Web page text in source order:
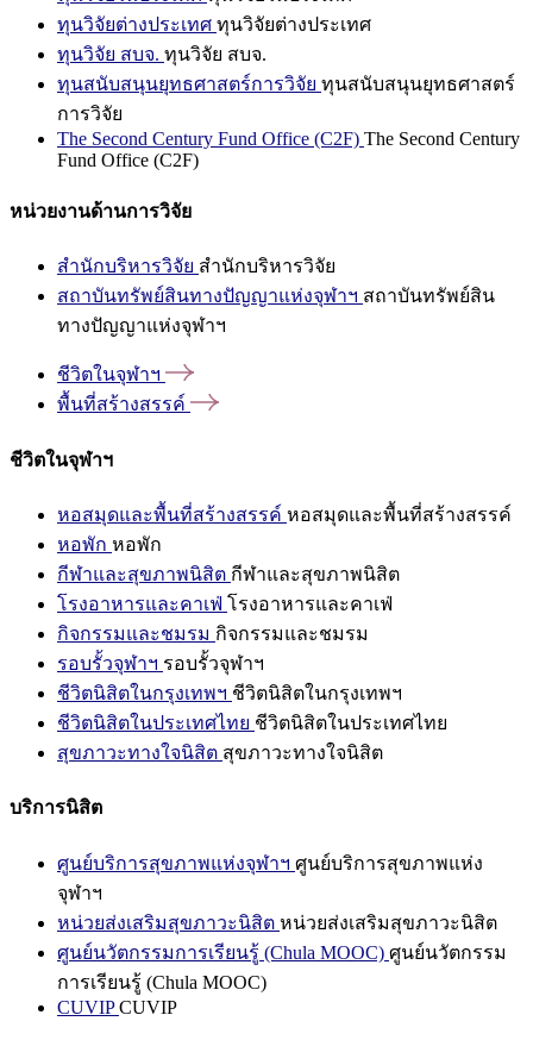
ทุนวิจัยต่างประเทศ ทุนวิจัยต่างประเทศ
ทุนวิจัย สบจ. ทุนวิจัย สบจ.
ทุนสนับสนุนยุทธศาสตร์การวิจัย ทุนสนับสนุนยุทธศาสตร์
การวิจัย
The Second Century Fund Office (C2F) The Second Century
Fund Office (C2F)
หน่วยงานด้านการวิจัย
สำนักบริหารวิจัย สำนักบริหารวิจัย
สถาบันทรัพย์สินทางปัญญาแห่งจุฬาฯ สถาบันทรัพย์สิน
ทางปัญญาแห่งจุฬาฯ
ชีวิตในจุฬาฯ
พื้นที่สร้างสรรค์
ชีวิตในจุฬาฯ
หอสมุดและพื้นที่สร้างสรรค์ หอสมุดและพื้นที่สร้างสรรค์
หอพัก หอพัก
กีฬาและสุขภาพนิสิต กีฬาและสุขภาพนิสิต
โรงอาหารและคาเฟ่ โรงอาหารและคาเฟ่
กิจกรรมและชมรม กิจกรรมและชมรม
รอบรั้วจุฬาฯ รอบรั้วจุฬาฯ
ชีวิตนิสิตในกรุงเทพฯ ชีวิตนิสิตในกรุงเทพฯ
ชีวิตนิสิตในประเทศไทย ชีวิตนิสิตในประเทศไทย
สุขภาวะทางใจนิสิต สุขภาวะทางใจนิสิต
บริการนิสิต
ศูนย์บริการสุขภาพแห่งจุฬาฯ ศูนย์บริการสุขภาพแห่ง
จุฬาฯ
หน่วยส่งเสริมสุขภาวะนิสิต หน่วยส่งเสริมสุขภาวะนิสิต
ศูนย์นวัตกรรมการเรียนรู้ (Chula MOOC) ศูนย์นวัตกรรม
การเรียนรู้ (Chula MOOC)
CUVIPCUVIP